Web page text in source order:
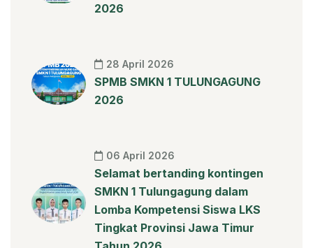
2026
28 April 2026
SPMB SMKN 1 TULUNGAGUNG
2026
06 April 2026
Selamat bertanding kontingen
SMKN 1 Tulungagung dalam
Lomba Kompetensi Siswa LKS
Tingkat Provinsi Jawa Timur